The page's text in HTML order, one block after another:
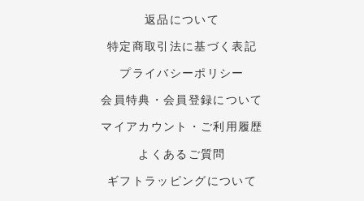
返品について
特定商取引法に基づく表記
プライバシーポリシー
会員特典・会員登録について
マイアカウント・ご利用履歴
よくあるご質問
ギフトラッピングについて